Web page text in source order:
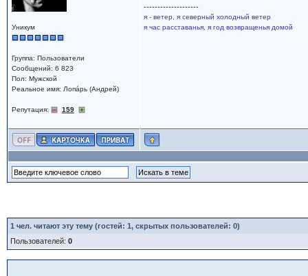
Уникум
Группа: Пользователи
Сообщений: 6 823
Пол: Мужской
Реальное имя: Лопáрь (Андрей)
Репутация: 159
--------------------
я - ветер, я северный холодный ветер
я час расставанья, я год возвращенья домой
1 чел. читают эту тему (гостей: 1, скрытых пользователей: 0)
Пользователей: 0